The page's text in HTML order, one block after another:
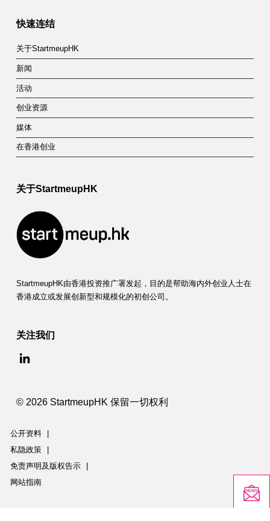
试
用
计
划
(
P
S
T
-
T
)
快速连结
关于StartmeupHK
新闻
活动
创业资源
媒体
在香港创业
关于StartmeupHK
StartmeupHK由香港投资推广署发起，目的是帮助海内外创业人士在
香港成立或发展创新型和规模化的初创公司。
关注我们
© 2026 StartmeupHK 保留一切权利
公开资料
私隐政策
免责声明及版权告示
网站指南